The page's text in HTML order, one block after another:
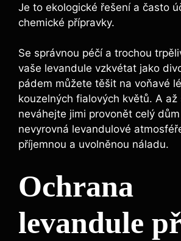
Je to ekologické řešení a často
chemické přípravky.
Se správnou péčí a trochou
vaše levandule vzkvétat jako
pádem můžete těšit na voňavé
kouzelných fialových květů. A až
neváhejte jimi provonět celý
nevyrovná levandulové
příjemnou a uvolněnou náladu.
Ochrana
levandule